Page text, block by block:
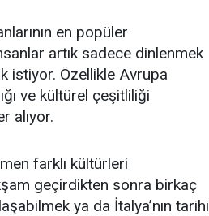
en popüler
artık sadece dinlenmek
istiyor. Özellikle Avrupa
ve kültürel çeşitliliği
alıyor.
farklı kültürleri
geçirdikten sonra birkaç
ya da İtalya’nın tarihi